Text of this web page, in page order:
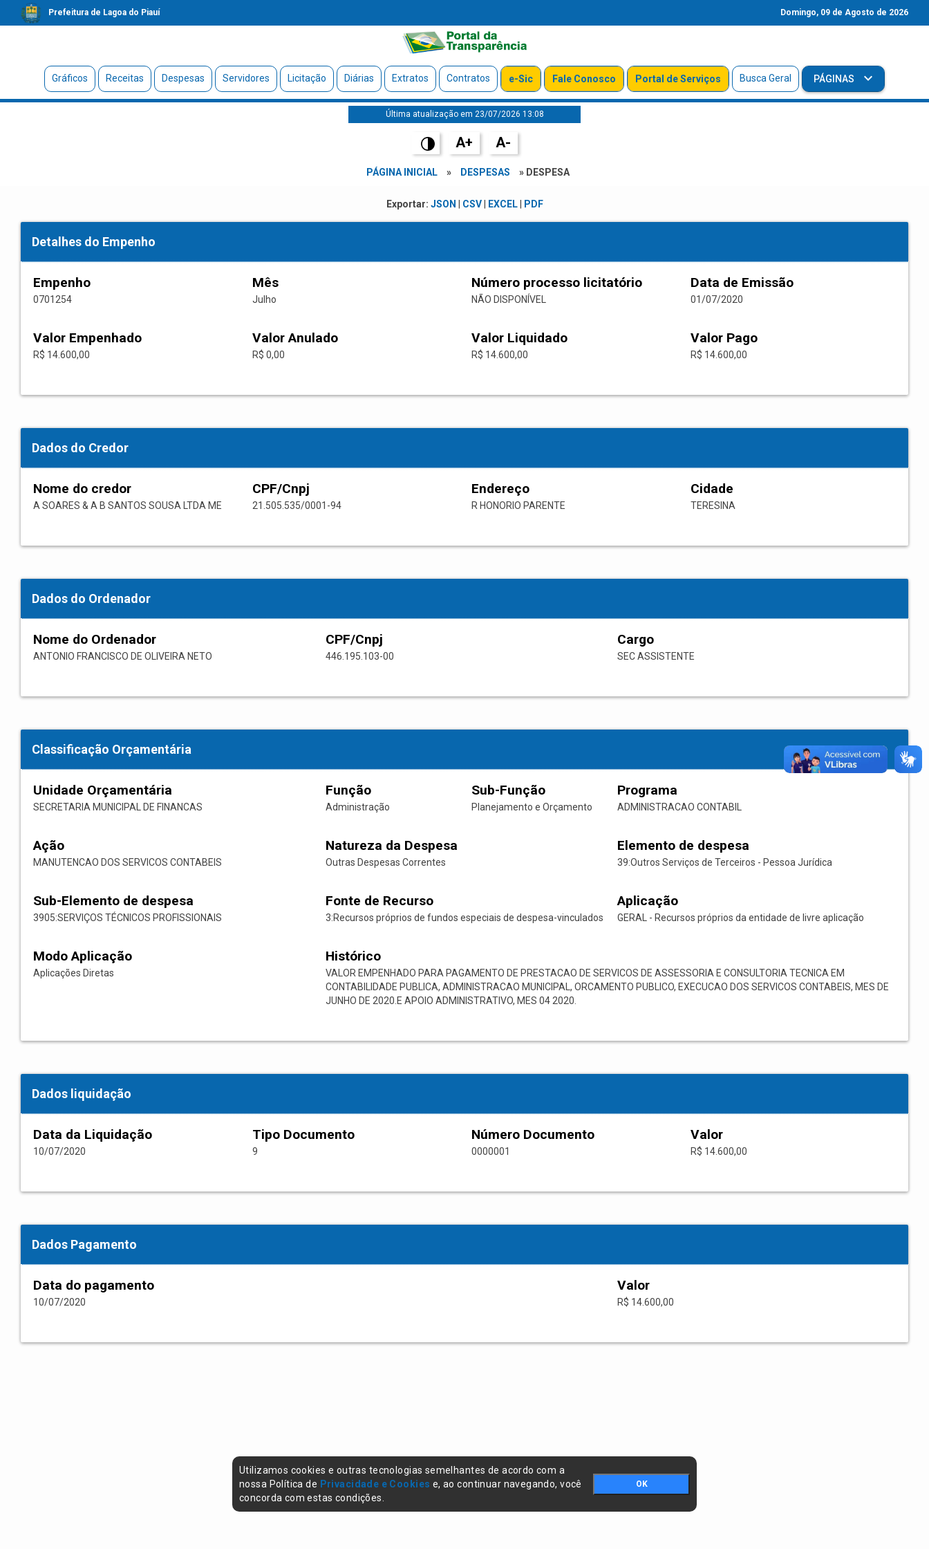
Prefeitura de Lagoa do Piauí Domingo, 09 de Agosto de 2026
Gráficos Receitas Despesas Servidores Licitação Diárias Extratos Contratos e-Sic Fale Conosco Portal de Serviços Busca Geral PÁGINAS
Última atualização em 23/07/2026 13:08
A+ A-
PÁGINA INICIAL » DESPESAS » DESPESA
Exportar: JSON CSV| EXCEL| PDF
Detalhes do Empenho
Empenho
0701254
Mês
Julho
Número processo licitatório
NÃO DISPONÍVEL
Data de Emissão
01/07/2020
Valor Empenhado
R$ 14.600,00
Valor Anulado
R$ 0,00
Valor Liquidado
R$ 14.600,00
Valor Pago
R$ 14.600,00
Dados do Credor
Nome do credor
A SOARES & A B SANTOS SOUSA LTDA ME
CPF/Cnpj
21.505.535/0001-94
Endereço
R HONORIO PARENTE
Cidade
TERESINA
Dados do Ordenador
Nome do Ordenador
ANTONIO FRANCISCO DE OLIVEIRA NETO
CPF/Cnpj
446.195.103-00
Cargo
SEC ASSISTENTE
Classificação Orçamentária
Unidade Orçamentária
SECRETARIA MUNICIPAL DE FINANCAS
Função
Administração
Sub-Função
Planejamento e Orçamento
Programa
ADMINISTRACAO CONTABIL
Ação
MANUTENCAO DOS SERVICOS CONTABEIS
Natureza da Despesa
Outras Despesas Correntes
Elemento de despesa
39:Outros Serviços de Terceiros - Pessoa Jurídica
Sub-Elemento de despesa
3905:SERVIÇOS TÉCNICOS PROFISSIONAIS
Fonte de Recurso
3:Recursos próprios de fundos especiais de despesa-vinculados
Aplicação
GERAL - Recursos próprios da entidade de livre aplicação
Modo Aplicação
Aplicações Diretas
Histórico
VALOR EMPENHADO PARA PAGAMENTO DE PRESTACAO DE SERVICOS DE ASSESSORIA E CONSULTORIA TECNICA EM
CONTABILIDADE PUBLICA, ADMINISTRACAO MUNICIPAL, ORCAMENTO PUBLICO, EXECUCAO DOS SERVICOS CONTABEIS, MES DE
JUNHO DE 2020.E APOIO ADMINISTRATIVO, MES 04 2020.
Dados liquidação
Data da Liquidação
10/07/2020
Tipo Documento
9
Número Documento
0000001
Valor
R$ 14.600,00
Dados Pagamento
Data do pagamento
10/07/2020
Valor
R$ 14.600,00
Utilizamos cookies e outras tecnologias semelhantes de acordo com a
nossa Política de Privacidade e Cookies e, ao continuar navegando, você
concorda com estas condições.
OK